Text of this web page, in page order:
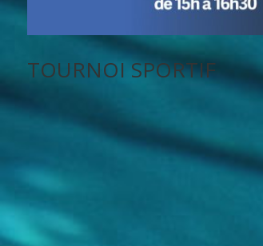
TOURNOI SPORTIF